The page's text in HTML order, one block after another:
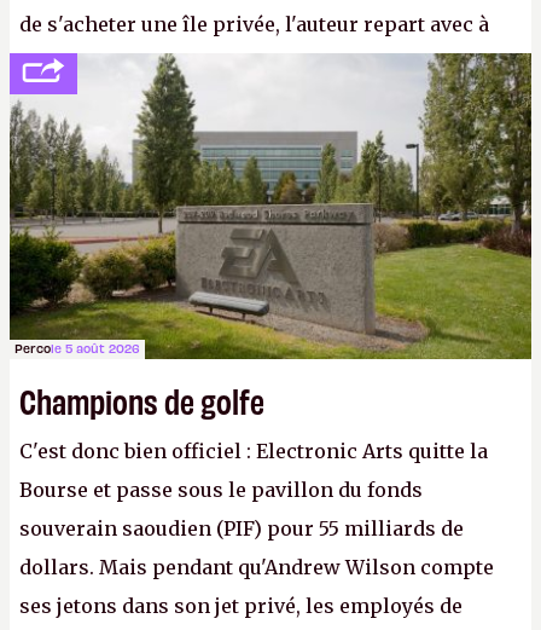
de s'acheter une île privée, l'auteur repart avec à
peine 2 000 dollars en poche. C'est toujours plus
cher payé que le temps passé à dev, mais ça
apprendra aux petits malins qu'on ne braque pas
Gabe Newell aussi facilement.P.
Percole 5 août 2026
Champions de golfe
C'est donc bien officiel : Electronic Arts quitte la
Bourse et passe sous le pavillon du fonds
souverain saoudien (PIF) pour 55 milliards de
dollars. Mais pendant qu'Andrew Wilson compte
ses jetons dans son jet privé, les employés de